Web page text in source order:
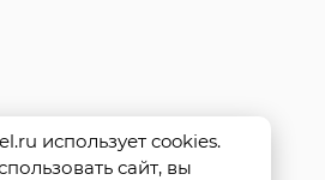
использует cookies.
сайт, вы